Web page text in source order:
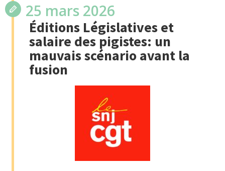
25 mars 2026
Éditions Législatives et
salaire des pigistes: un
mauvais scénario avant la
fusion